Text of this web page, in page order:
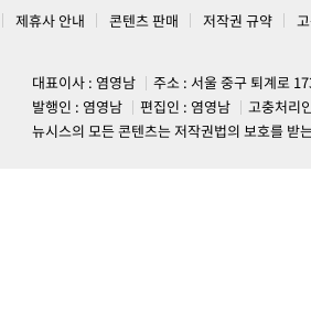
제휴사 안내 콘텐츠 판매 저작권 규약
대표이사 : 염영남
주소 : 서울 중구 퇴계로
발행인 : 염영남
편집인 : 염영남
고충처리
뉴시스의 모든 콘텐츠는 저작권법의 보호를